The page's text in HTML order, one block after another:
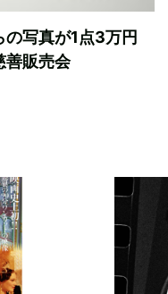
写真が1点3万円
善販売会